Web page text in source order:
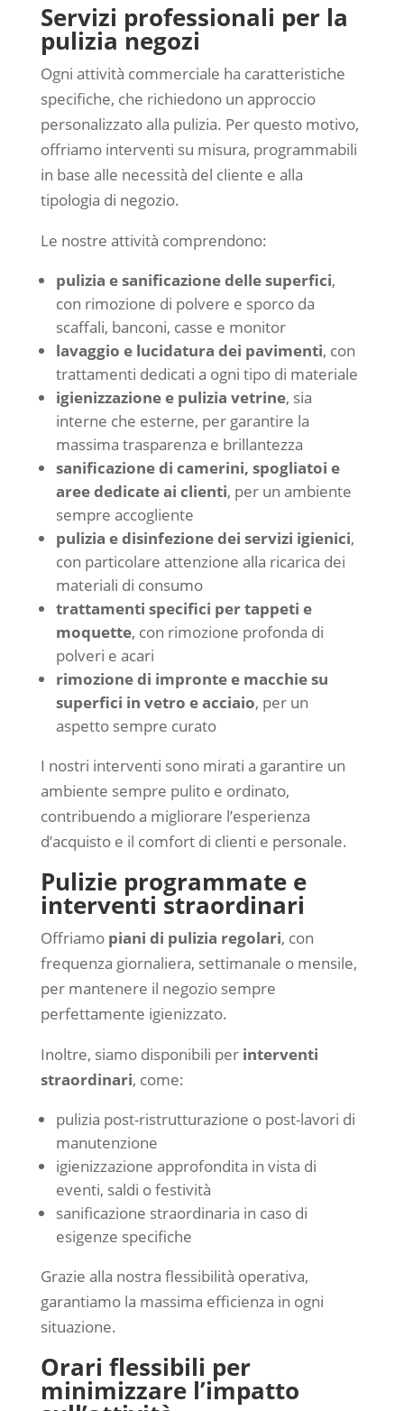
Servizi professionali per la
pulizia negozi
Ogni attività commerciale ha caratteristiche
specifiche, che richiedono un approccio
personalizzato alla pulizia. Per questo motivo,
offriamo interventi su misura, programmabili
in base alle necessità del cliente e alla
tipologia di negozio.
Le nostre attività comprendono:
pulizia e sanificazione delle superfici,
con rimozione di polvere e sporco da
scaffali, banconi, casse e monitor
lavaggio e lucidatura dei pavimenti, con
trattamenti dedicati a ogni tipo di materiale
igienizzazione e pulizia vetrine, sia
interne che esterne, per garantire la
massima trasparenza e brillantezza
sanificazione di camerini, spogliatoi e
aree dedicate ai clienti, per un ambiente
sempre accogliente
pulizia e disinfezione dei servizi igienici,
con particolare attenzione alla ricarica dei
materiali di consumo
trattamenti specifici per tappeti e
moquette, con rimozione profonda di
polveri e acari
rimozione di impronte e macchie su
superfici in vetro e acciaio, per un
aspetto sempre curato
I nostri interventi sono mirati a garantire un
ambiente sempre pulito e ordinato,
contribuendo a migliorare l’esperienza
d’acquisto e il comfort di clienti e personale.
Pulizie programmate e
interventi straordinari
Offriamo piani di pulizia regolari, con
frequenza giornaliera, settimanale o mensile,
per mantenere il negozio sempre
perfettamente igienizzato.
Inoltre, siamo disponibili per interventi
straordinari, come:
pulizia post-ristrutturazione o post-lavori di
manutenzione
igienizzazione approfondita in vista di
eventi, saldi o festività
sanificazione straordinaria in caso di
esigenze specifiche
Grazie alla nostra flessibilità operativa,
garantiamo la massima efficienza in ogni
situazione.
Orari flessibili per
minimizzare l’impatto